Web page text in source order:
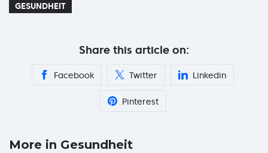
GESUNDHEIT
Share this article on:
Facebook Twitter Linkedin
Pinterest
More in Gesundheit